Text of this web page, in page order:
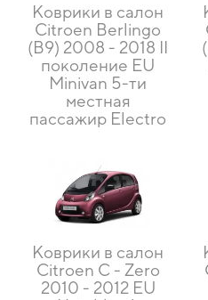
Коврики в салон
Citroen Berlingo
(B9) 2008 - 2018 II
поколение EU
Minivan 5-ти
местная
пассажир Electro
Коврики в салон
Citroen C - Zero
2010 - 2012 EU